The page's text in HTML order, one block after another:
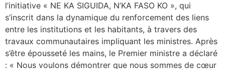
l’initiative « NE KA SIGUIDA, N’KA FASO KO », qui
s’inscrit dans la dynamique du renforcement des liens
entre les institutions et les habitants, à travers des
travaux communautaires impliquant les ministres. Après
s’être épousseté les mains, le Premier ministre a déclaré
: « Nous voulons démontrer que nous sommes de cœur